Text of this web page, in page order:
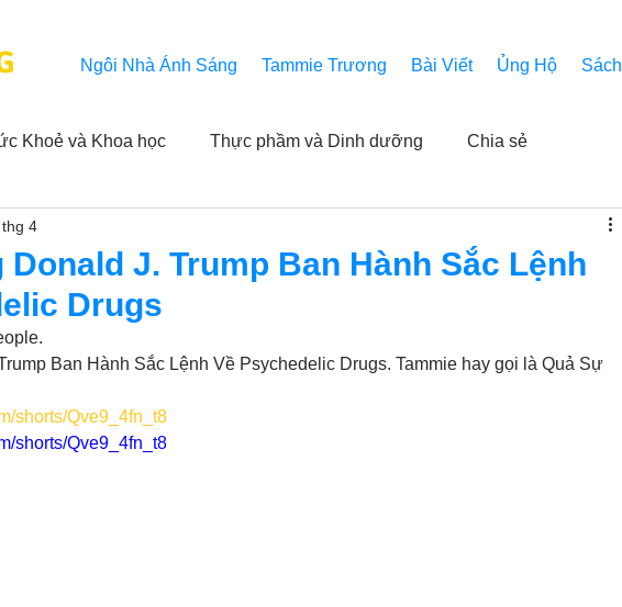
Ngôi Nhà Ánh Sáng Tammie Trương Bài Viết Ủng Hộ Sách
Khoẻ và Khoa học Thực phầm và Dinh dưỡng Chia sẻ
nghiệm của người xem Các bài pháp
Thành tựu
Donald J. Trump Ban Hành Sắc Lệnh
Drugs
4
Ban Hành Sắc Lệnh Về Psychedelic Drugs. Tammie hay gọi là Quả Sự
shorts/Qve9_4fn_t8
shorts/Qve9_4fn_t8